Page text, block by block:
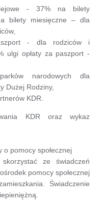
- 37% na bilety
bilety miesięczne – dla
- dla rodziców i
ulgi opłaty za paszport -
narodowych dla
Dużej Rodziny,
KDR.
KDR oraz wykaz
o pomocy społecznej
ze świadczeń
pomocy społecznej
Świadczenie